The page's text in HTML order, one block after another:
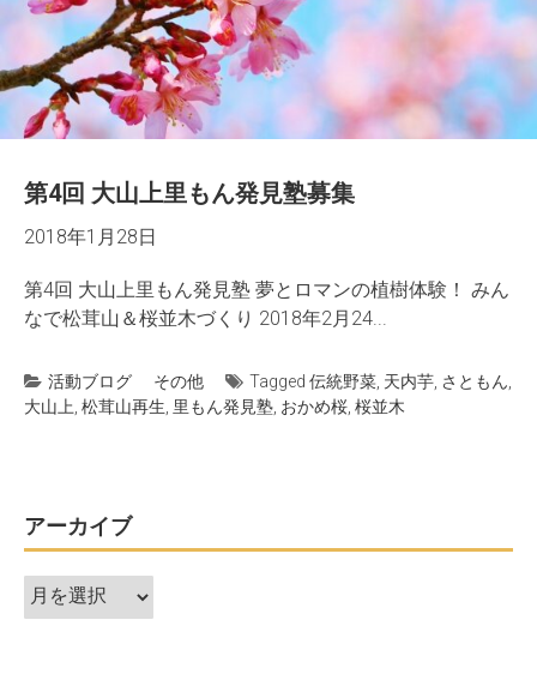
第4回 大山上里もん発見塾募集
2018年1月28日
第4回 大山上里もん発見塾 夢とロマンの植樹体験！ みん
なで松茸山＆桜並木づくり 2018年2月24...
活動ブログ その他 Tagged 伝統野菜 天内芋 さともん
大山上 松茸山再生 里もん発見塾 おかめ桜 桜並木
アーカイブ
ア
ー